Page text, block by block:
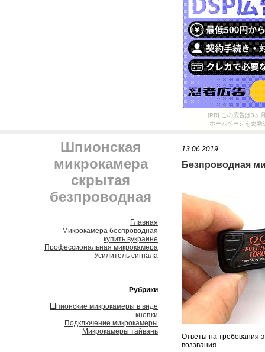
[PR] この広告は3ヶ
ホームページを更
Шпионская
микрокамера
скрытая
безпроводная
Главная
Микрокамера беспроводная
купить вукраине
Профессиональная микрокамера
Усилитель сигнала
Рубрики
Шпионские микрокамеры в виде
кнопки
Подключение микрокамеры
Микрокамеры тайвань
13.06.2019
Безпроводная
Ответы на требования
воззвания.